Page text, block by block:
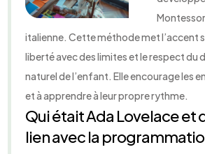
italienne. Cette méthode met l’accent
liberté avec des limites et le respect du
naturel de l’enfant. Elle encourage les
et à apprendre à leur propre rythme.
Qui était Ada Lovelace et
lien avec la